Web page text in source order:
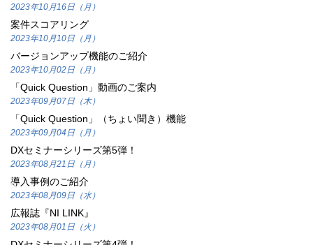
2023年10月16日（月）
案件スコアリング
2023年10月10日（月）
バージョンアップ機能のご紹介
2023年10月02日（月）
「Quick Question」動画のご案内
2023年09月07日（木）
「Quick Question」（ちょい聞き）機能
2023年09月04日（月）
DXセミナーシリーズ第5弾！
2023年08月21日（月）
導入事例のご紹介
2023年08月09日（水）
広報誌『NI LINK』
2023年08月01日（火）